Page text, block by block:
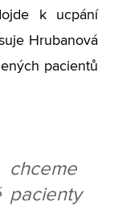
k ucpání
Hrubanová
pacientů
pacienty